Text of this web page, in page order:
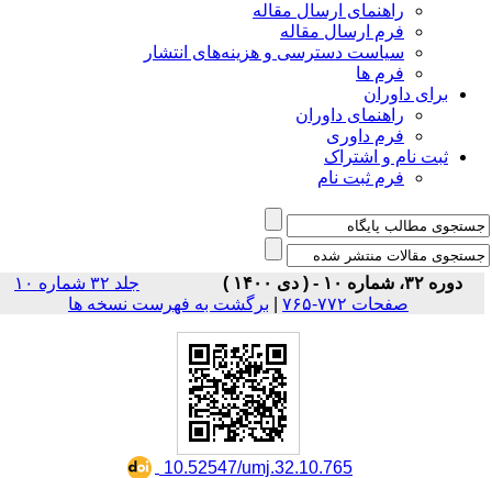
راهنمای ارسال مقاله
فرم ارسال مقاله
سیاست دسترسی و هزینه‌های انتشار
فرم ها
برای داوران
راهنمای داوران
فرم داوری
ثبت نام و اشتراک
فرم ثبت نام
دوره ۳۲، شماره ۱۰ - ( دی ۱۴۰۰ )
جلد ۳۲ شماره ۱۰
صفحات ۷۷۲-۷۶۵
| برگشت به فهرست نسخه ها
‎ 10.52547/umj.32.10.765